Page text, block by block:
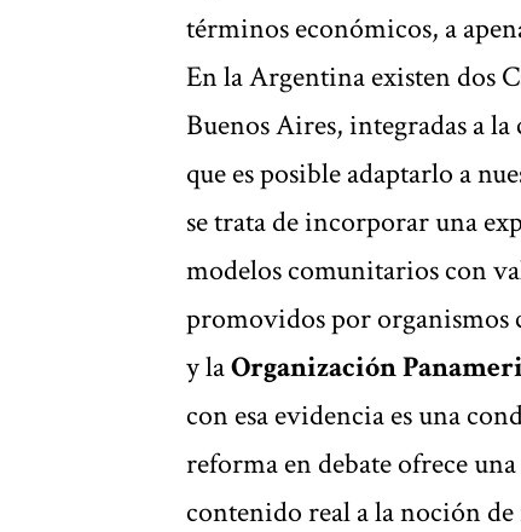
términos económicos, a
En la Argentina existen dos
Buenos Aires, integradas a
que es posible adaptarlo a
se trata de incorporar una
modelos comunitarios con
promovidos por organismos
y laOrganización
con esa evidencia es una
reforma en debate ofrece
contenido real a la noción